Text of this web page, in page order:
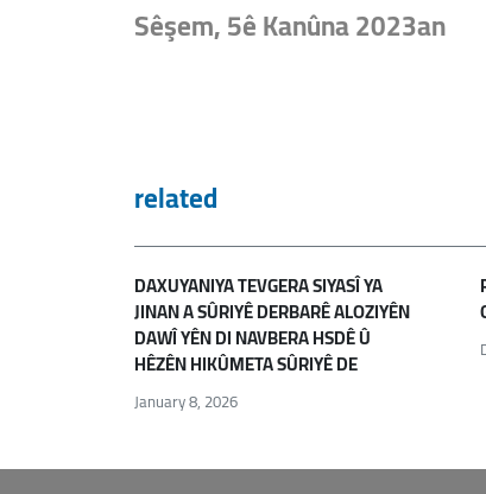
Sêşem, 5ê Kanûna 2023an
related
DAXUYANIYA TEVGERA SIYASÎ YA
JINAN A SÛRIYÊ DERBARÊ ALOZIYÊN
DAWÎ YÊN DI NAVBERA HSDÊ Û
HÊZÊN HIKÛMETA SÛRIYÊ DE
January 8, 2026